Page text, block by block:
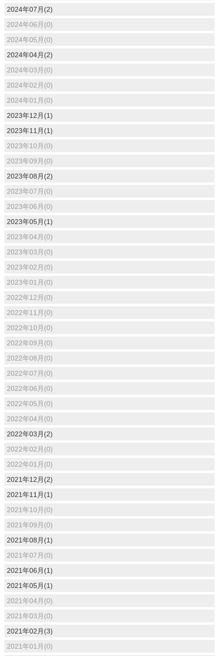
2024年07月(2)
2024年06月(0)
2024年05月(0)
2024年04月(2)
2024年03月(0)
2024年02月(0)
2024年01月(0)
2023年12月(1)
2023年11月(1)
2023年10月(0)
2023年09月(0)
2023年08月(2)
2023年07月(0)
2023年06月(0)
2023年05月(1)
2023年04月(0)
2023年03月(0)
2023年02月(0)
2023年01月(0)
2022年12月(0)
2022年11月(0)
2022年10月(0)
2022年09月(0)
2022年08月(0)
2022年07月(0)
2022年06月(0)
2022年05月(0)
2022年04月(0)
2022年03月(2)
2022年02月(0)
2022年01月(0)
2021年12月(2)
2021年11月(1)
2021年10月(0)
2021年09月(0)
2021年08月(1)
2021年07月(0)
2021年06月(1)
2021年05月(1)
2021年04月(0)
2021年03月(0)
2021年02月(3)
2021年01月(0)